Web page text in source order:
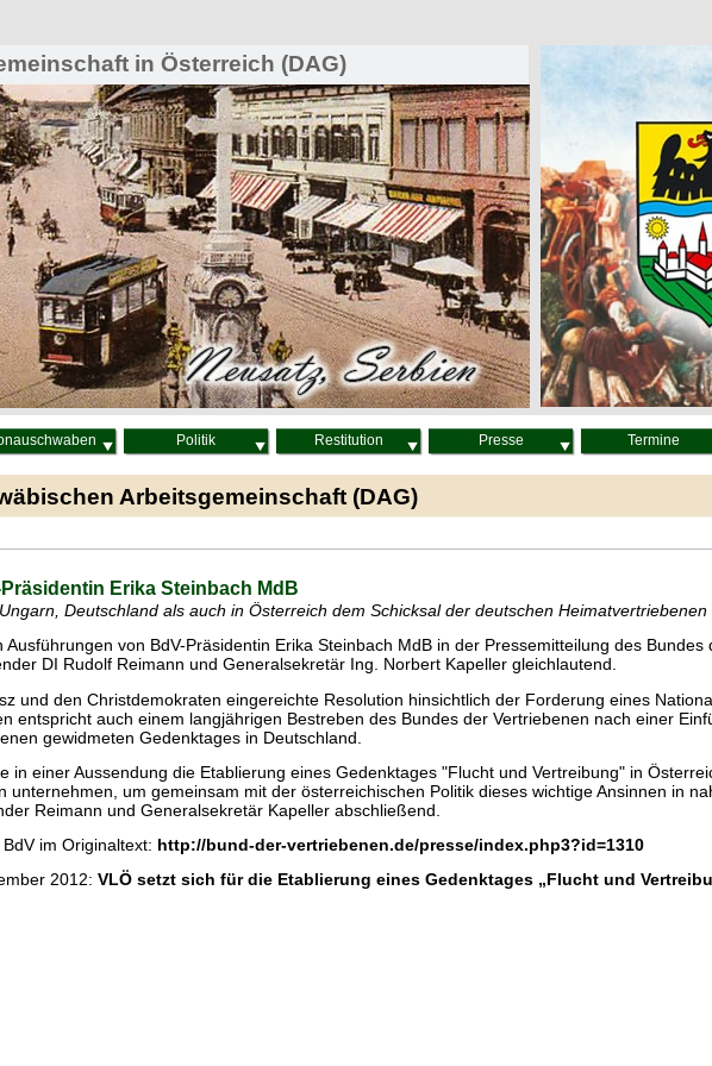
in Österreich (DAG)
Politik Restitution Presse Termine
Arbeitsgemeinschaft (DAG)
Erika Steinbach MdB
Deutschland als auch in Österreich dem Schicksal der deutschen
von BdV-Präsidentin Erika Steinbach MdB in der Pressemitteilung des Bundes
DI Rudolf Reimann und Generalsekretär Ing. Norbert Kapeller gleichlautend.
und den Christdemokraten eingereichte Resolution hinsichtlich der Forderung eines
entspricht auch einem langjährigen Bestreben des Bundes der Vertriebenen nach einer
gewidmeten Gedenktages in Deutschland.
in einer Aussendung die Etablierung eines Gedenktages "Flucht und Vertreibung" in
unternehmen, um gemeinsam mit der österreichischen Politik dieses wichtige Ansinnen in
Reimann und Generalsekretär Kapeller abschließend.
im Originaltext: http://bund-der-vertriebenen.de/presse/index.php3?id=1310
2012: VLÖ setzt sich für die Etablierung eines Gedenktages „Flucht und